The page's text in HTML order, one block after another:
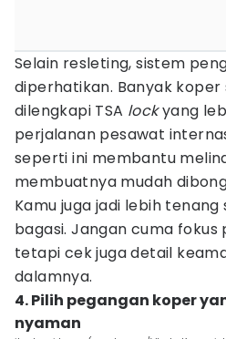
Selain resleting, sistem
diperhatikan. Banyak koper
dilengkapi TSA lockyang
perjalanan pesawat
seperti ini membantu
membuatnya mudah
Kamu juga jadi lebih
bagasi. Jangan cuma fokus
tetapi cek juga detail
dalamnya.
4. Pilih pegangan koper
nyaman